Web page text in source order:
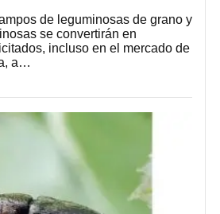
de leguminosas de grano y
se convertirán en
incluso en el mercado de
a…